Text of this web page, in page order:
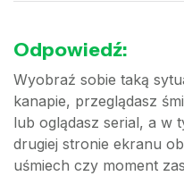
Odpowiedź:
Wyobraź sobie taką
kanapie, przeglądasz
lub oglądasz serial, a w
drugiej stronie ekranu
uśmiech czy moment